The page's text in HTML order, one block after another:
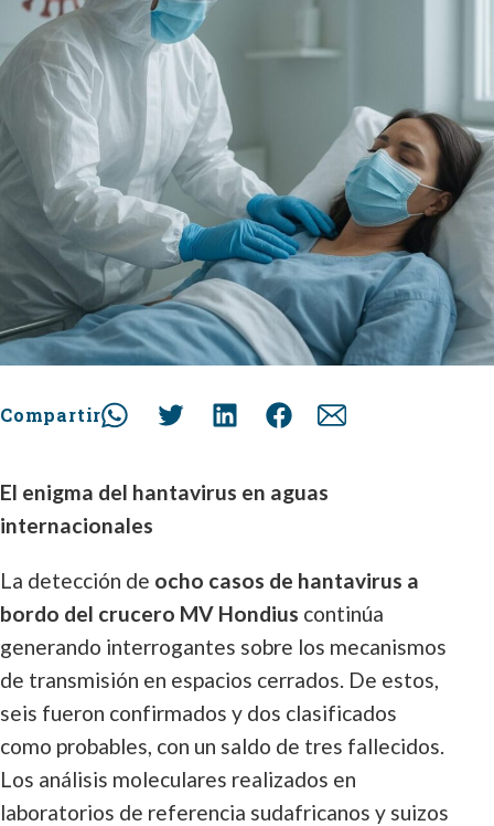
Compartir
El enigma del hantavirus en aguas
internacionales
La detección de ocho casos de hantavirus a
bordo del crucero MV Hondius continúa
generando interrogantes sobre los mecanismos
de transmisión en espacios cerrados. De estos,
seis fueron confirmados y dos clasificados
como probables, con un saldo de tres fallecidos.
Los análisis moleculares realizados en
laboratorios de referencia sudafricanos y suizos